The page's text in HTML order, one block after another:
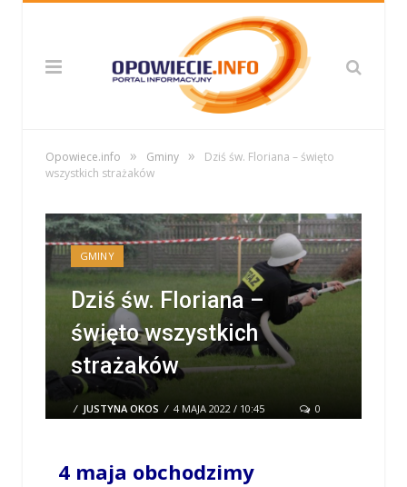
Opowiece.info » Gminy »
Dziś św. Floriana – święto
wszystkich strażaków
GMINY
Dziś św. Floriana –
święto wszystkich
strażaków
/ JUSTYNA OKOS / 4 MAJA 2022 / 10:45
0
COMMENTS
4 maja obchodzimy